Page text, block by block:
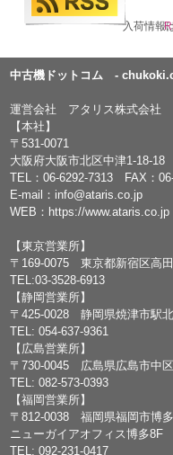
入荷情報
中古機ドットコム -
運営会社 アタリス株式会社
【本社】
〒531-0071
大阪府大阪市北区中津1-18-
TEL：06-6292-7313 FAX：
E-mail： info@ataris.co.jp
WEB： https://www.ataris.co.jp
【東京営業所】
〒169-0075 東京都新宿区高
TEL:03-3528-6913
【静岡営業所】
〒425-0028 静岡県焼津市駅
TEL: 054-637-9361
【広島営業所】
〒730-0045 広島県広島市中
TEL: 082-573-0393
【福岡営業所】
〒812-0038 福岡県福岡市博
ニューガイアオフィス博多8F
TEL: 092-231-0417